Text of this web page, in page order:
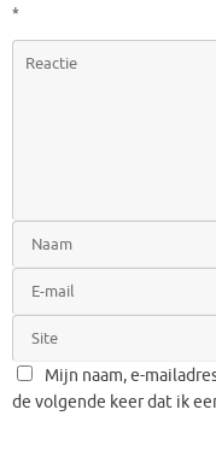
*
Mijn naam, e-
de volgende keer dat ik